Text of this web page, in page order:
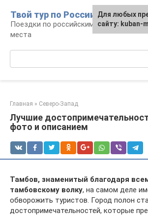
контенту
Твой тур по России
Поездки по российским городам,
места
Главная » Северо-Запад
Лучшие
фото и описанием
Тамбов, знаменитый благодаря
тамбовскому волку, на самом деле
обворожить туристов. Город полон
достопримечательностей, которые
Для любых
сайту: kuban-